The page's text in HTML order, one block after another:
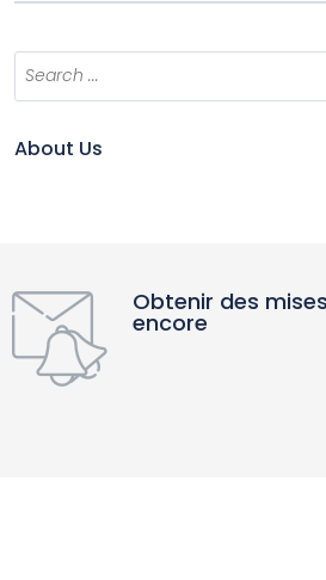
About Us
Obtenir des
encore